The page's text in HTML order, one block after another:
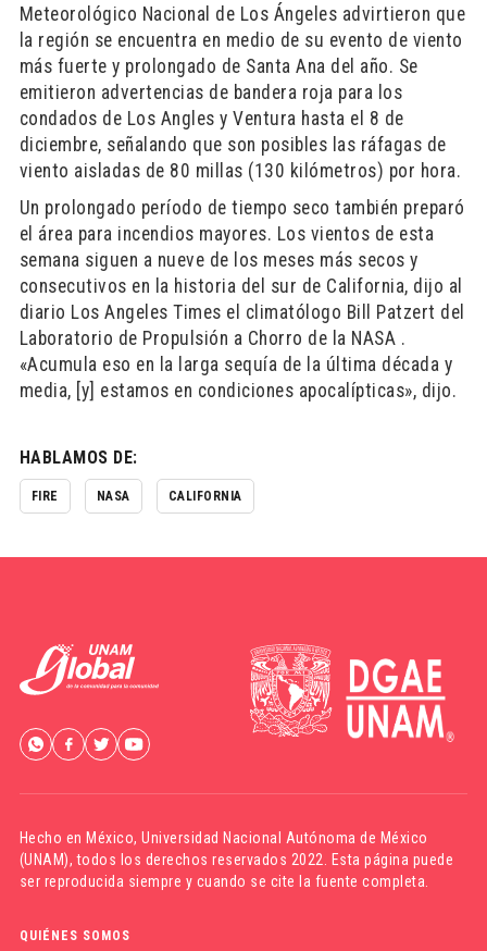
Meteorológico Nacional de Los Ángeles advirtieron que
la región se encuentra en medio de su evento de viento
más fuerte y prolongado de Santa Ana del año. Se
emitieron advertencias de bandera roja para los
condados de Los Angles y Ventura hasta el 8 de
diciembre, señalando que son posibles las ráfagas de
viento aisladas de 80 millas (130 kilómetros) por hora.
Un prolongado período de tiempo seco también preparó
el área para incendios mayores. Los vientos de esta
semana siguen a nueve de los meses más secos y
consecutivos en la historia del sur de California, dijo al
diario Los Angeles Times el climatólogo Bill Patzert del
Laboratorio de Propulsión a Chorro de la NASA .
«Acumula eso en la larga sequía de la última década y
media, [y] estamos en condiciones apocalípticas», dijo.
HABLAMOS DE:
FIRE NASA CALIFORNIA
Hecho en México,Universidad Nacional Autónoma de México
(UNAM), todos los derechos reservados 2022. Esta página puede
ser reproducida siempre y cuando se cite la fuente completa.
QUIÉNES SOMOS